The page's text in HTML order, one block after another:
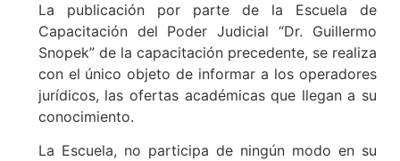
La publicación por parte de la Escuela de
Capacitación del Poder Judicial “Dr. Guillermo
Snopek” de la capacitación precedente, se realiza
con el único objeto de informar a los operadores
jurídicos, las ofertas académicas que llegan a su
conocimiento.
La Escuela, no participa de ningún modo en su